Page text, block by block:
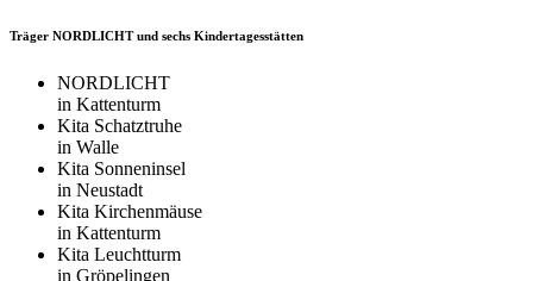
Träger NORDLICHT und sechs Kindertagesstätten
NORDLICHT
in Kattenturm
Kita Schatztruhe
in Walle
Kita Sonneninsel
in Neustadt
Kita Kirchenmäuse
in Kattenturm
Kita Leuchtturm
in Gröpelingen